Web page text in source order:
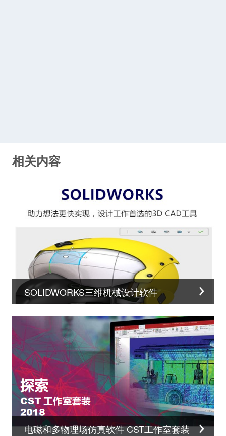
相关内容
SOLIDWORKS三维机械设计软件
电磁和多物理场仿真软件 CST工作室套装